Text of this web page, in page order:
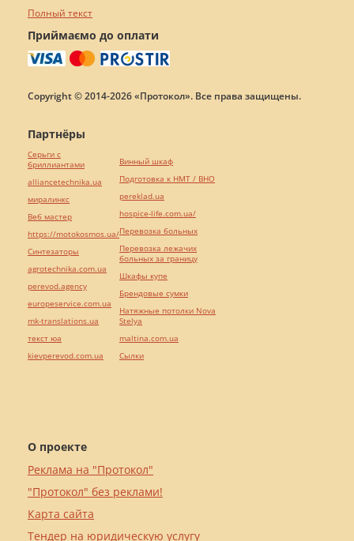
Полный текст
Приймаємо до оплати
Copyright © 2014-2026 «Протокол». Все права защищены.
О проекте
Реклама на "Протокол"
"Протокол" без реклами!
Карта сайта
Тендер на юридическую услугу
Партнёры
Серьги с
бриллиантами
alliancetechnika.ua
миралинкс
Веб мастер
https://motokosmos.ua/
Синтезаторы
agrotechnika.com.ua
perevod.agency
europeservice.com.ua
mk-translations.ua
текст юа
kievperevod.com.ua
Винный шкаф
Подготовка к НМТ / ВНО
pereklad.ua
hospice-life.com.ua/
Перевозка больных
Перевозка лежачих
больных за границу
Шкафы купе
Брендовые сумки
Натяжные потолки Nova
Stelya
maltina.com.ua
Cылки